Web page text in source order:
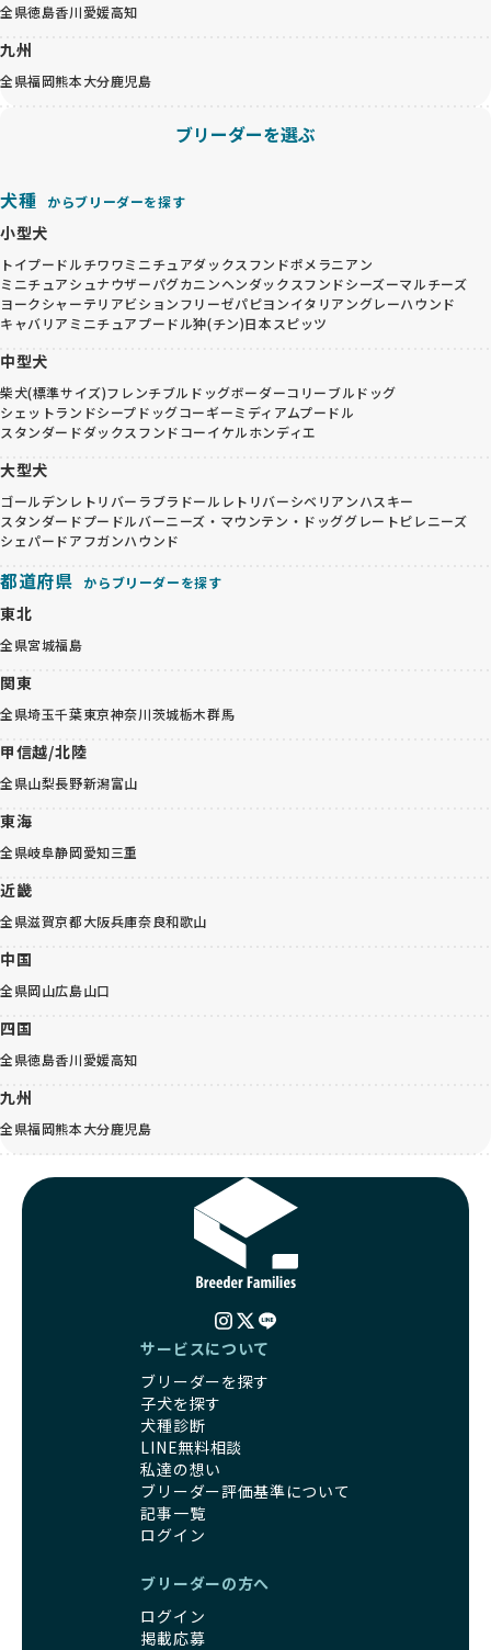
全県徳島香川愛媛高知
九州
全県福岡熊本大分鹿児島
ブリーダーを選ぶ
犬種 からブリーダーを探す
小型犬
トイプードルチワワミニチュアダックスフンドポメラニアン
ミニチュアシュナウザーパグカニンヘンダックスフンドシーズーマルチーズ
ヨークシャーテリアビションフリーゼパピヨンイタリアングレーハウンド
キャバリア ミニチュアプードル狆(チン)日本スピッツ
中型犬
柴犬(標準サイズ)フレンチブルドッグボーダーコリーブルドッグ
シェットランドシープドッグコーギーミディアムプードル
スタンダードダックスフンドコーイケルホンディエ
大型犬
ゴールデンレトリバー ラブラドールレトリバーシベリアンハスキー
スタンダードプードルバーニーズ・マウンテン・ドッググレートピレニーズ
シェパードアフガンハウンド
都道府県 からブリーダーを探す
東北
全県宮城福島
関東
全県埼玉千葉東京神奈川茨城栃木群馬
甲信越/北陸
全県山梨長野新潟富山
東海
全県岐阜静岡愛知三重
近畿
全県滋賀京都大阪兵庫奈良和歌山
中国
全県岡山広島山口
四国
全県徳島香川愛媛高知
九州
全県福岡熊本大分鹿児島
サービスについて
ブリーダーを探す
子犬を探す
犬種診断
LINE無料相談
私達の想い
ブリーダー評価基準について
記事一覧
ログイン
ブリーダーの方へ
ログイン
掲載応募